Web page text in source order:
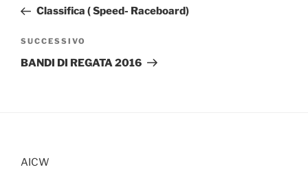
precedente:
Classifica ( Speed- Raceboard)
Articolo
successivo
SUCCESSIVO
BANDI DI REGATA 2016
AICW